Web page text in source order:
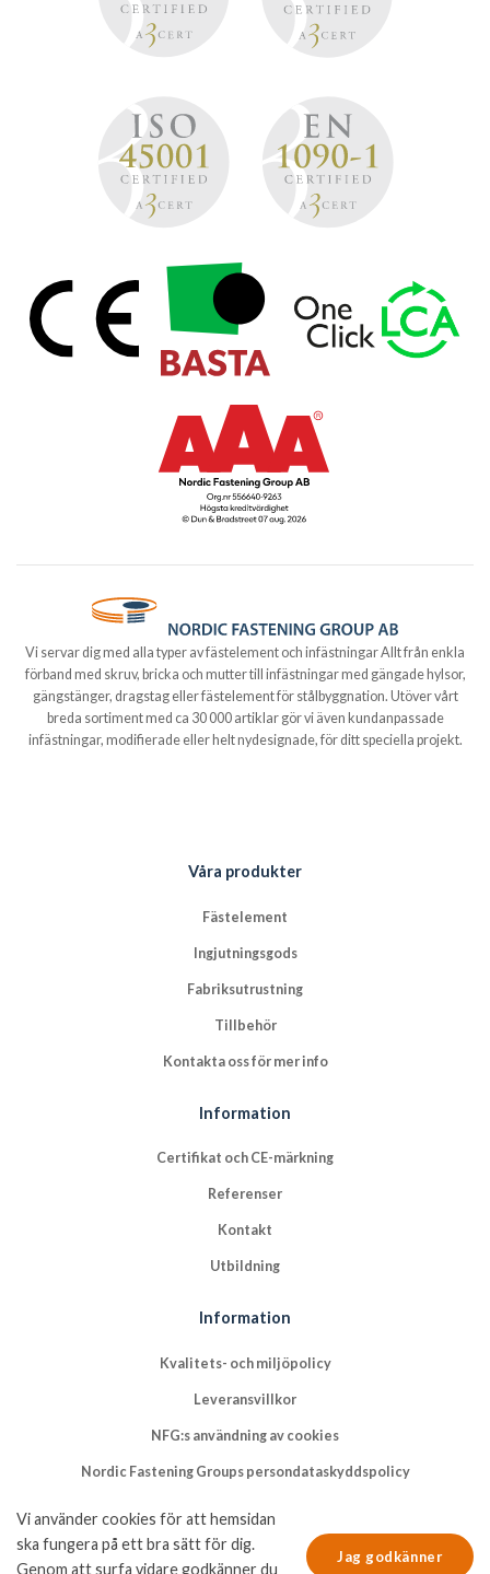
Vi servar dig med alla typer av fästelement och infästningar Allt från enkla
förband med skruv, bricka och mutter till infästningar med gängade hylsor,
gängstänger, dragstag eller fästelement för stålbyggnation. Utöver vårt
breda sortiment med ca 30 000 artiklar gör vi även kundanpassade
infästningar, modifierade eller helt nydesignade, för ditt speciella projekt.
Våra produkter
Fästelement
Ingjutningsgods
Fabriksutrustning
Tillbehör
Kontakta oss för mer info
Information
Certifikat och CE-märkning
Referenser
Kontakt
Utbildning
Information
Kvalitets- och miljöpolicy
Leveransvillkor
NFG:s användning av cookies
Nordic Fastening Groups persondataskyddspolicy
Vi använder cookies för att hemsidan
ska fungera på ett bra sätt för dig.
Genom att surfa vidare godkänner du
Jag godkänner